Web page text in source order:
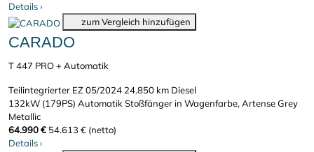
Details›
zum Vergleich hinzufügen
CARADO
T 447 PRO + Automatik
Teilintegrierter EZ 05/2024 24.850 km Diesel
132kW (179PS) AutomatikStoßfänger in Wagenfarbe, Artense Grey
Metallic
64.990 € 54.613 € (netto)
Details›